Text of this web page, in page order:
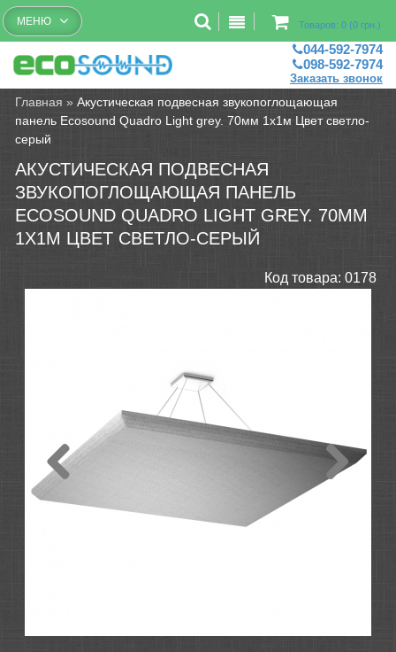
Бесплатный рассчет помещений
Товаров: 0 (0 грн.)
МЕНЮ
044-592-7974
098-592-7974
Заказать звонок
Главная »Акустическая подвесная звукопоглощающая
панель Ecosound Quadro Light grey. 70мм 1х1м Цвет светло-
серый
АКУСТИЧЕСКАЯ ПОДВЕСНАЯ
ЗВУКОПОГЛОЩАЮЩАЯ ПАНЕЛЬ
ECOSOUND QUADRO LIGHT GREY. 70ММ
1Х1М ЦВЕТ СВЕТЛО-СЕРЫЙ
Код товара: 0178